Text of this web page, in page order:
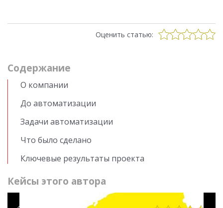
Оценить статью:
Cодержание
О компании
До автоматизации
Задачи автоматизации
Что было сделано
Ключевые результаты проекта
Кейсы этого автора